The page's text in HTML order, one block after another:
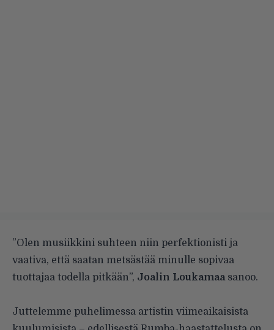
”Olen musiikkini suhteen niin perfektionisti ja
vaativa, että saatan metsästää minulle sopivaa
tuottajaa todella pitkään”, Joalin Loukamaa sanoo.
Juttelemme puhelimessa artistin viimeaikaisista